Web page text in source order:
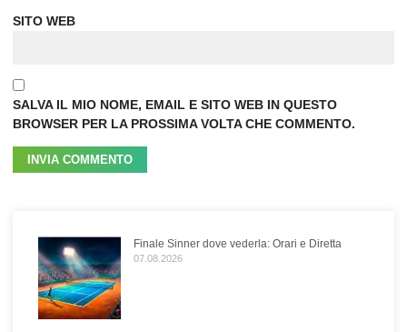
SITO WEB
SALVA IL MIO NOME, EMAIL E SITO WEB IN QUESTO
BROWSER PER LA PROSSIMA VOLTA CHE COMMENTO.
Finale Sinner dove vederla: Orari e Diretta
07.08.2026